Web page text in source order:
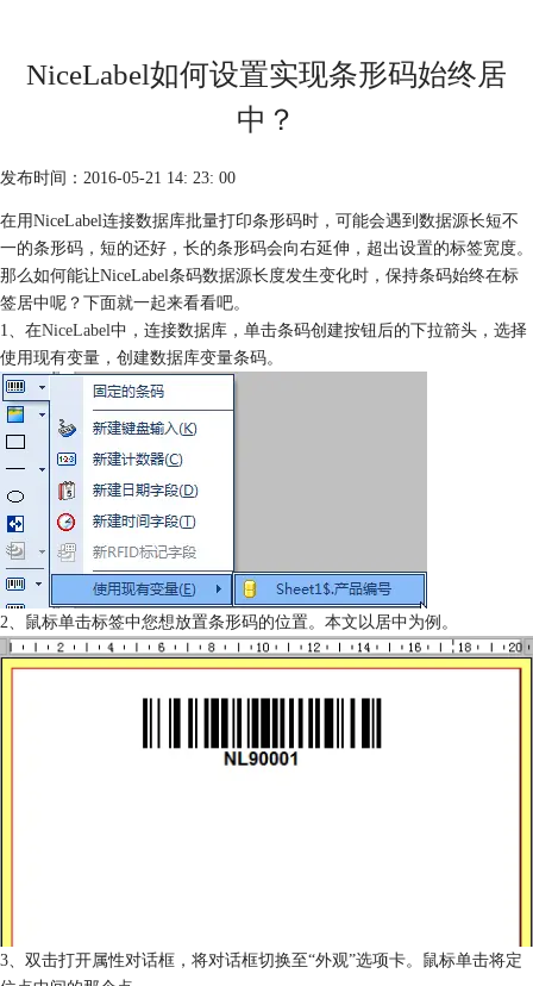
NiceLabel如何设置实现条形码始终居
中？
发布时间：2016-05-21 14: 23: 00
在用NiceLabel连接数据库批量打印条形码时，可能会遇到数据源长短不
一的条形码，短的还好，长的条形码会向右延伸，超出设置的标签宽度。
那么如何能让NiceLabel条码数据源长度发生变化时，保持条码始终在标
签居中呢？下面就一起来看看吧。
1、在NiceLabel中，连接数据库，单击条码创建按钮后的下拉箭头，选择
使用现有变量，创建数据库变量条码。
2、鼠标单击标签中您想放置条形码的位置。本文以居中为例。
3、双击打开属性对话框，将对话框切换至“外观”选项卡。鼠标单击将定